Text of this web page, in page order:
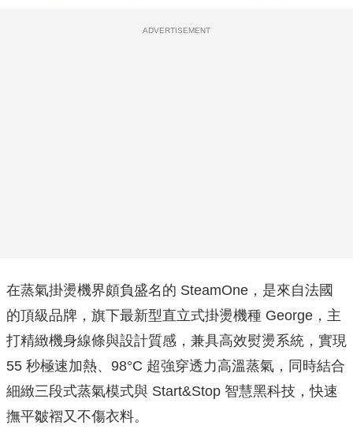
ADVERTISEMENT
在蒸氣掛燙機界頗負盛名的 SteamOne，是來自法國
的頂級品牌，旗下最新型直立式掛燙機種 George，主
打精緻機身線條與設計質感，兼具高效熨燙系統，實現
55 秒極速加熱、98°C 超強穿透力高溫蒸氣，同時結合
細緻三段式蒸氣模式與 Start&Stop 智慧黑科技，快速
撫平皺褶又不傷衣料。